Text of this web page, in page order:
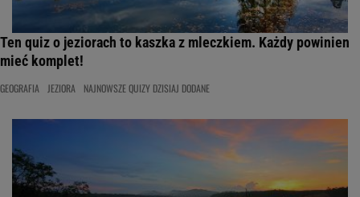
Ten quiz o jeziorach to kaszka z mleczkiem. Każdy powinien
mieć komplet!
GEOGRAFIA JEZIORA NAJNOWSZE QUIZY DZISIAJ DODANE